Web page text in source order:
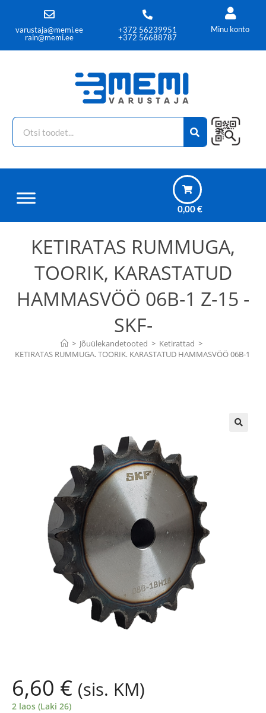
varustaja@memi.ee
rain@memi.ee
+372 56239951
+372 56688787
Minu konto
0,00€
KETIRATAS RUMMUGA,
TOORIK, KARASTATUD
HAMMASVÖÖ 06B-1 Z-15 -
SKF-
> Jõuülekandetooted > Ketirattad >
KETIRATAS RUMMUGA, TOORIK, KARASTATUD HAMMASVÖÖ 06B-1
6,60 € (sis. KM)
2 laos (Laki 26)